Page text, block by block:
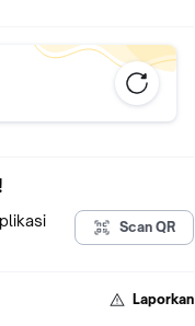
Scan QR
Laporkan